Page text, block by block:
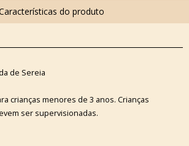
de Sereia
crianças menores de 3 anos. Crianças
ser supervisionadas.